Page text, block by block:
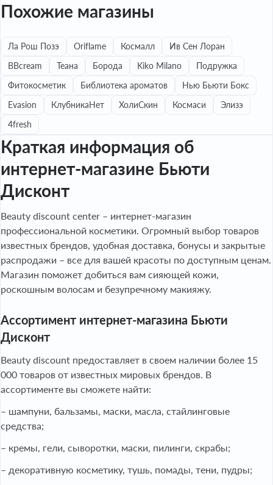
Похожие магазины
Ла Рош Позэ Oriflame Космалл
Ив Сен Лоран
BBcream
Теана Борода Kiko Milano
Подружка
Фитокосметик
Библиотека ароматов
Нью Бьюти Бокс
Evasion
КлубникаНет ХолиСкин Космаси
Элизэ
4fresh
Краткая информация об
интернет-магазине Бьюти
Дисконт
Beauty discount center – интернет-магазин
профессиональной косметики. Огромный выбор товаров
известных брендов, удобная доставка, бонусы и закрытые
распродажи – все для вашей красоты по доступным ценам.
Магазин поможет добиться вам сияющей кожи,
роскошным волосам и безупречному макияжу.
Ассортимент интернет-магазина Бьюти
Дисконт
Beauty discount предоставляет в своем наличии более 15
000 товаров от известных мировых брендов. В
ассортименте вы сможете найти:
– шампуни, бальзамы, маски, масла, стайлинговые
средства;
– кремы, гели, сыворотки, маски, пилинги, скрабы;
– декоративную косметику, тушь, помады, тени, пудры;